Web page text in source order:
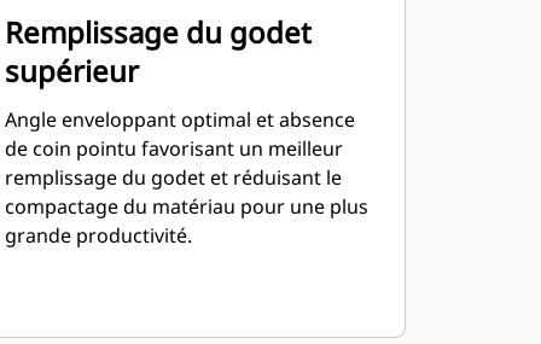
Remplissage du godet
supérieur
Angle enveloppant optimal et absence
de coin pointu favorisant un meilleur
remplissage du godet et réduisant le
compactage du matériau pour une plus
grande productivité.